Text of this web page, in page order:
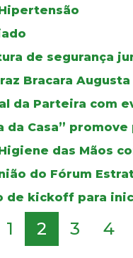
de segurança
Bracara
da Parteira
da Casa”
das
do Fórum
de kickoff para
1 2 3 4